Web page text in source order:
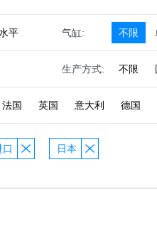
平 气缸: 不限
生产方式: 不限
法国 英国 意大利 德国
口 日本